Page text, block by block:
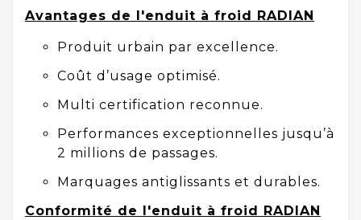
Avantages de l'enduit à froid RADIAN
Produit urbain par excellence.
Coût d’usage optimisé.
Multi certification reconnue.
Performances exceptionnelles jusqu’à
2 millions de passages.
Marquages antiglissants et durables.
Conformité de l'enduit à froid RADIAN